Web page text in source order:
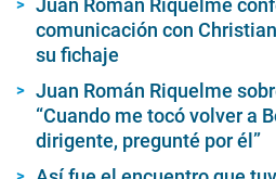
Juan Román Riquelme
comunicación con
su fichaje
Juan Román Riquelme
“Cuando me tocó volver a
dirigente, pregunté por él”